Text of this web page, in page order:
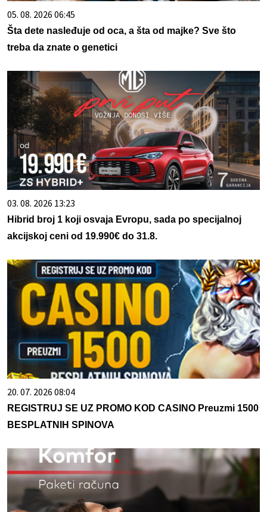
05. 08. 2026 06:45
Šta dete nasleđuje od oca, a šta od majke? Sve što
treba da znate o genetici
03. 08. 2026 13:23
Hibrid broj 1 koji osvaja Evropu, sada po specijalnoj
akcijskoj ceni od 19.990€ do 31.8.
20. 07. 2026 08:04
REGISTRUJ SE UZ PROMO KOD CASINO Preuzmi 1500
BESPLATNIH SPINOVA